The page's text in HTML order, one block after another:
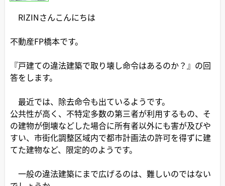
RIZINさんこんにちは
不動産FP橋本です。
『戸建ての違法建築で取り壊し命令はあるのか？』の回
答をします。
最近では、除去命令も出ているようです。
公共性が高く、不特定多数の第三者が利用するもの、そ
の建物が倒壊などした場合に所有者以外にも害が及びや
すい、市街化調整区域内で都市計画法の許可を得ずに建
てた建物など、限定的のようです。
一般の違法建築にまで広げるのは、難しいのではない